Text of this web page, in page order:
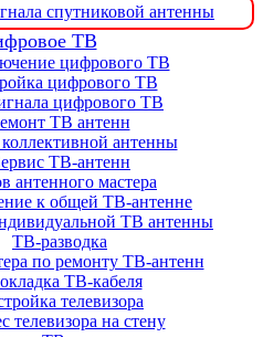
спутниковой антенны
ТВ
цифрового ТВ
цифрового ТВ
цифрового ТВ
ТВ антенн
антенны
ТВ-антенн
антенного мастера
к общей ТВ-антенне
ТВ антенны
ТВ-разводка
по ремонту ТВ-антенн
ТВ-кабеля
телевизора
телевизора на стену